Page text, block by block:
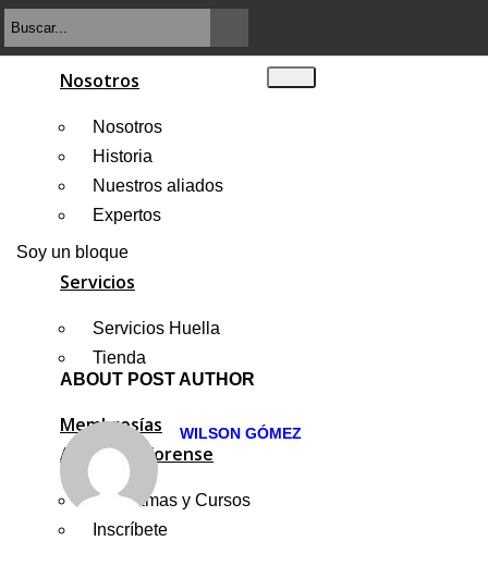
Nosotros
Nosotros
Historia
Nuestros aliados
Expertos
Servicios
Servicios Huella
Tienda
Membresías
Academia forense
Programas y Cursos
Inscríbete
Soy un bloque
ABOUT POST AUTHOR
WILSON GÓMEZ